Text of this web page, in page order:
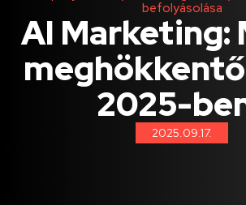
befolyásolása
AI Marketing:
2025-
2025.09.17.